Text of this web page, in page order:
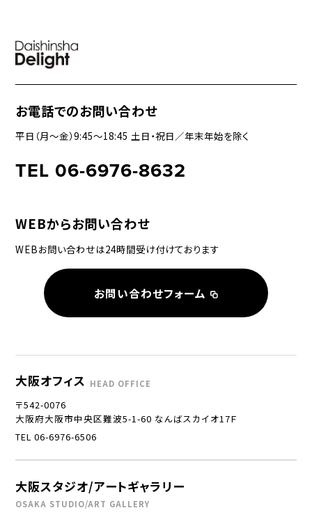
お電話でのお問い合わせ
平日（月〜金）9:45〜18:45 土日・祝日／年末年始を除く
TEL 06-6976-8632
WEBからお問い合わせ
WEBお問い合わせは24時間受け付けております
お問い合わせフォーム
大阪オフィス HEAD OFFICE
〒542-0076
大阪府大阪市中央区難波5-1-60 なんばスカイオ17Ｆ
TEL 06-6976-6506
大阪スタジオ/アートギャラリー
OSAKA STUDIO/ART GALLERY